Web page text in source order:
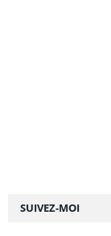
SUIVEZ-MOI